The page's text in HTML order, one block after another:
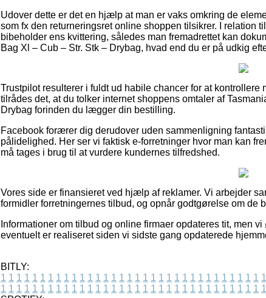
Udover dette er det en hjælp at man er vaks omkring de
som fx den returneringsret online shoppen tilsikrer. I relation
bibeholder ens kvittering, således man fremadrettet kan
Bag Xl – Cub – Str. Stk – Drybag, hvad end du er på udkig
Trustpilot resulterer i fuldt ud habile chancer for at
tilrådes det, at du tolker internet shoppens omtaler af
Drybag forinden du lægger din bestilling.
Facebook forærer dig derudover uden sammenligning
pålidelighed. Her ser vi faktisk e-forretninger hvor man kan
må tages i brug til at vurdere kundernes tilfredshed.
Vores side er finansieret ved hjælp af reklamer. Vi arbejder
formidler forretningernes tilbud, og opnår godtgørelse om de
Informationer om tilbud og online firmaer opdateres tit, men
eventuelt er realiseret siden vi sidste gang opdaterede
BITLY:
1 1 1 1 1 1 1 1 1 1 1 1 1 1 1 1 1 1 1 1 1 1 1 1 1 1 1 1 1 1 1 1 1 1
1 1 1 1 1 1 1 1 1 1 1 1 1 1 1 1 1 1 1 1 1 1 1 1 1 1 1 1 1 1 1 1 1 1